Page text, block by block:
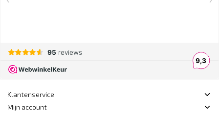
Klantenservice
Mijn account